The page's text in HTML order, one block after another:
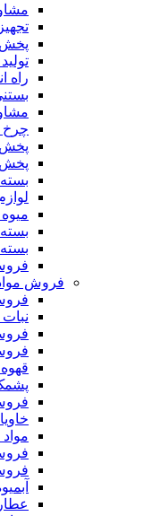
پخش
راه
چرخ
پخش
پخش
فروش